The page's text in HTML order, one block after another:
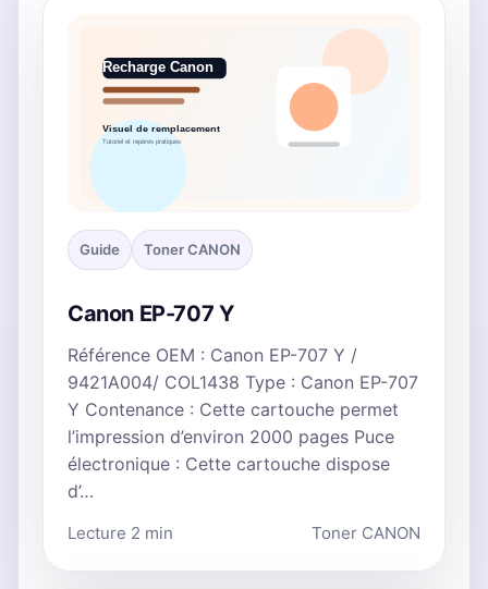
Guide Toner CANON
Canon EP-707 Y
Référence OEM : Canon EP-707 Y /
9421A004/ COL1438 Type : Canon EP-707
Y Contenance : Cette cartouche permet
l’impression d’environ 2000 pages Puce
électronique : Cette cartouche dispose
d’…
Lecture 2 min Toner CANON